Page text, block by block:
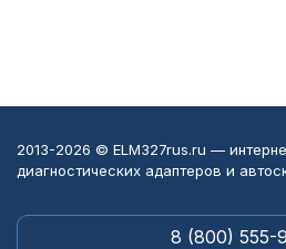
2013-2026 © ELM327rus.ru —
диагностических адаптеров и
8 (800) 555-